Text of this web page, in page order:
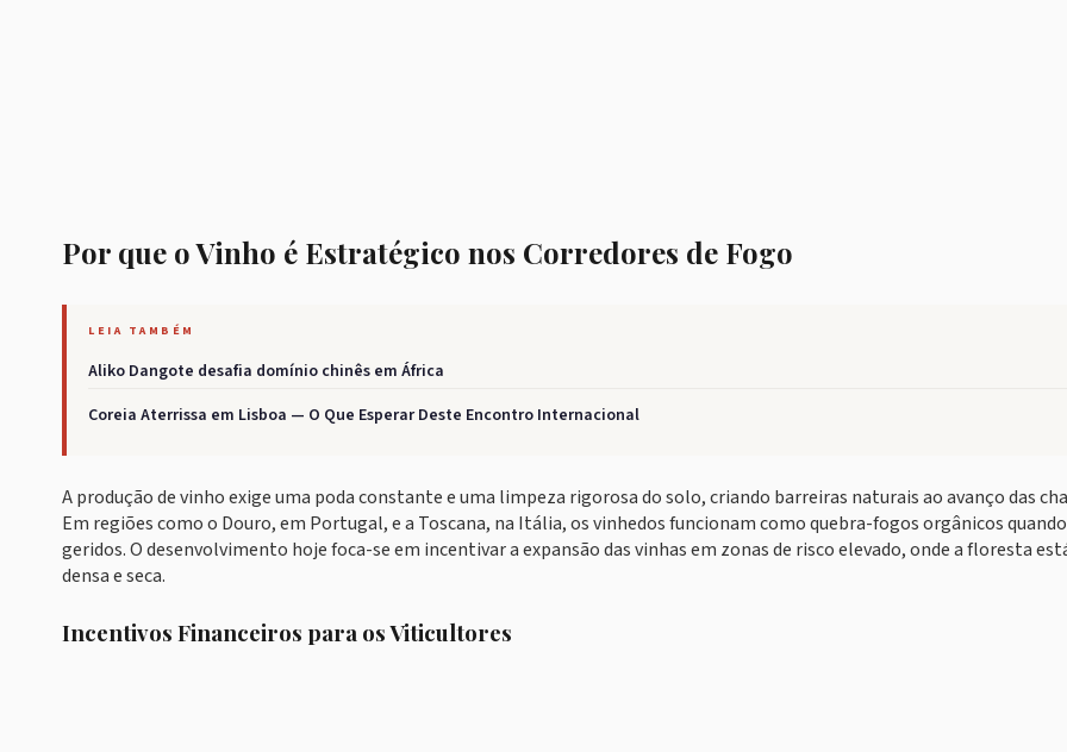
Por que o Vinho é Estratégico nos Corredores de Fogo
LEIA TAMBÉM
Aliko Dangote desafia domínio chinês em África
Coreia Aterrissa em Lisboa — O Que Esperar Deste Encontro Internacional
A produção de vinho exige uma poda constante e uma limpeza rigorosa do solo, criando barreiras naturais ao avanço das
Em regiões como o Douro, em Portugal, e a Toscana, na Itália, os vinhedos funcionam como quebra-fogos orgânicos
geridos. O desenvolvimento hoje foca-se em incentivar a expansão das vinhas em zonas de risco elevado, onde a floresta
densa e seca.
Incentivos Financeiros para os Viticultores